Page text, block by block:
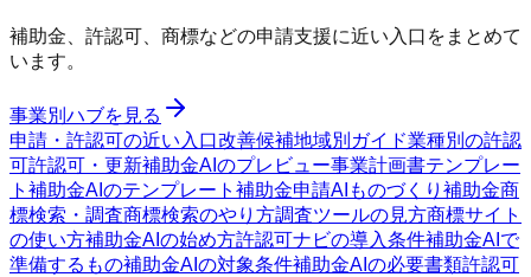
補助金、許認可、商標などの申請支援に近い入口をまとめて
います。
事業別ハブを見る
申請・許認可の近い入口改善候補地域別ガイド業種別の許認
可許認可・更新補助金AIのプレビュー事業計画書テンプレー
ト 補助金AIのテンプレート 補助金申請AI ものづくり補助金商
標検索・調査商標検索のやり方調査ツールの見方商標サイト
の使い方補助金AIの始め方許認可ナビの導入条件補助金AIで
準備するもの補助金AIの対象条件補助金AIの必要書類許認可